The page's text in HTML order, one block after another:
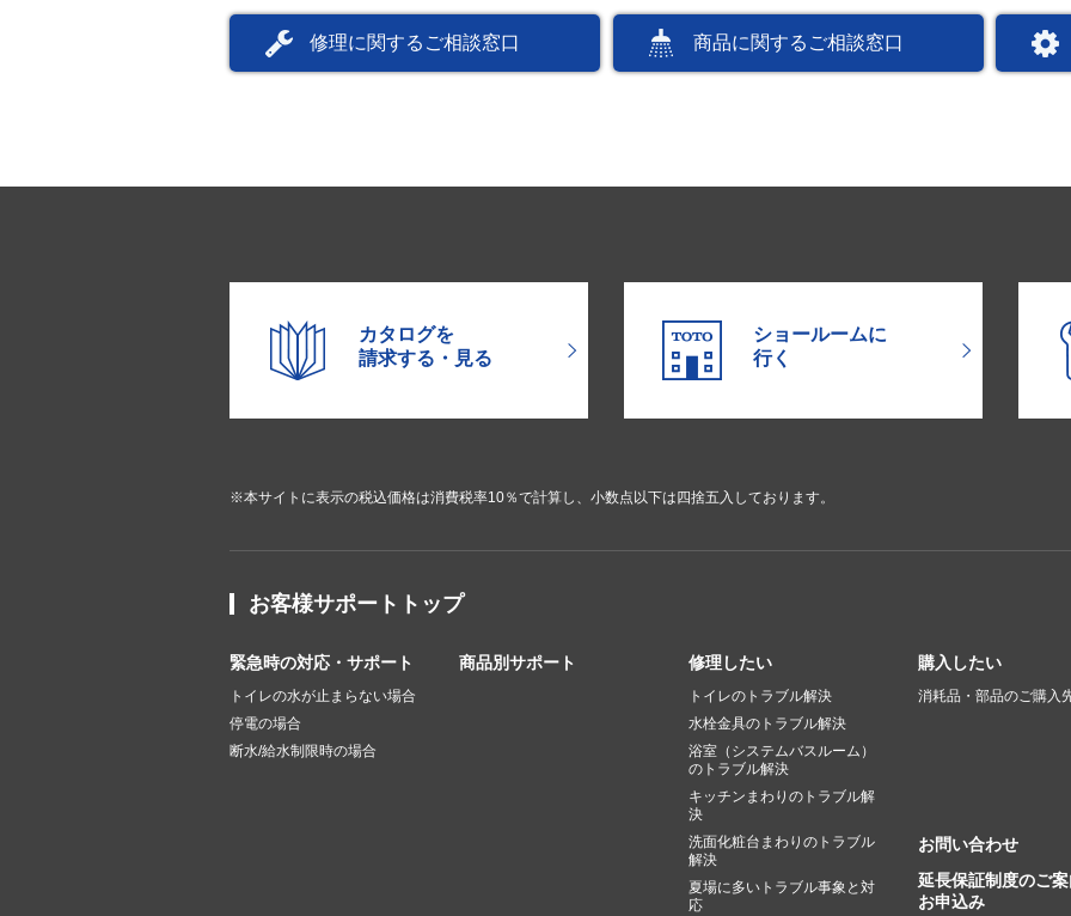
修理に関するご相談窓口 商品に関するご相談窓口
カタログを
請求する・見る
ショールームに
行く
※本サイトに表示の税込価格は消費税率10％で計算し、小数点以下は四捨五入しております。
お客様サポートトップ
緊急時の対応・サポート
トイレの水が止まらない場合
停電の場合
断水/給水制限時の場合
商品別サポート 修理したい
トイレのトラブル解決
水栓金具のトラブル解決
浴室（システムバスルーム）
のトラブル解決
キッチンまわりのトラブル解
決
洗面化粧台まわりのトラブル
解決
夏場に多いトラブル事象と対
応
購入したい
消耗品・部品のご購入
お問い合わせ
延長保証制度のご案
お申込み